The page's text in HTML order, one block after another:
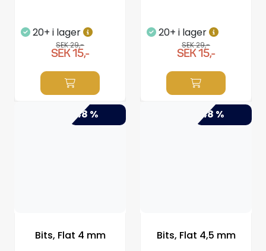
20+ i lager
SEK 29,-
SEK 15,-
20+ i lager
SEK 29,-
SEK 15,-
-48 %
Bits, Flat 4 mm
-48 %
Bits, Flat 4,5 mm